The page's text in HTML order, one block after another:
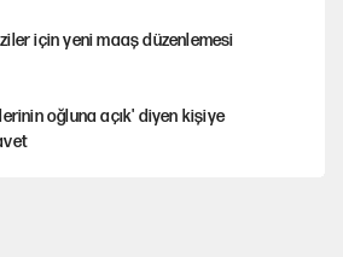
için yeni maaş düzenlemesi
oğluna açık' diyen kişiye